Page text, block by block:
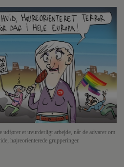
udfører et uvurderligt arbejde, når de advarer om
højreorienterede grupperinger.